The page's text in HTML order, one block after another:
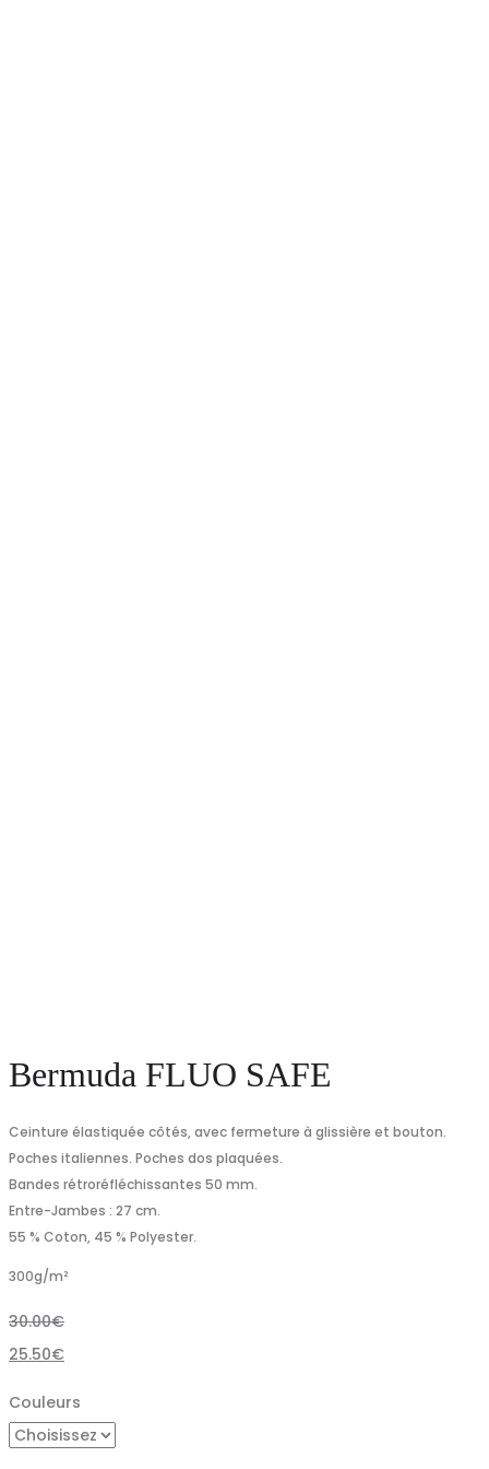
Bermuda FLUO SAFE
Ceinture élastiquée côtés, avec fermeture à glissière et bouton.
Poches italiennes. Poches dos plaquées.
Bandes rétroréfléchissantes 50 mm.
Entre-Jambes : 27 cm.
55 % Coton, 45 % Polyester.
300g/m²
30.00€
25.50€
Couleurs